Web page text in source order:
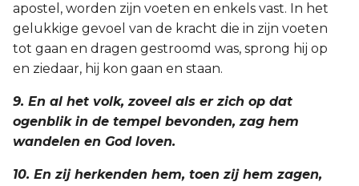
apostel, worden zijn voeten en enkels vast. In het
gelukkige gevoel van de kracht die in zijn voeten
tot gaan en dragen gestroomd was, sprong hij op
en ziedaar, hij kon gaan en staan.
9. En al het volk, zoveel als er zich op dat
ogenblik in de tempel bevonden, zag hem
wandelen en God loven.
10. En zij herkenden hem, toen zij hem zagen,